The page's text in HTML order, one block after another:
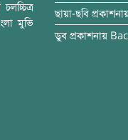
মুভি
ছায়া-ছবি
ডুব প্রকাশনায়